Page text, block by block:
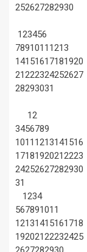
252627282930
123456
7891011 1213
14151617181920
21222324252627
28293031
12
3456789
1011 1213141516
17181920212223
24252627282930
31
1234
567891011
12131415161718
19202122232425